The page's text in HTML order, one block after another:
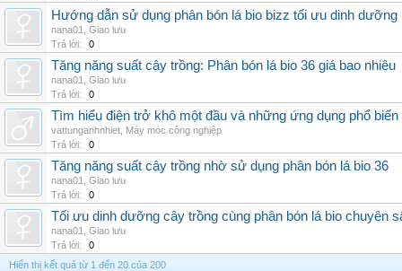
Hướng dẫn sử dụng phân bón lá bio bizz tối ưu dinh dưỡng
nana01
Giao lưu
Trả lời:
0
Tăng năng suất cây trồng: Phân bón lá bio 36 giá bao nhiêu
nana01
Giao lưu
Trả lời:
0
Tìm hiểu điện trở khô một đầu và những ứng dụng phổ
vattunganhnhiet Máy móc công nghiệp
Trả lời:
0
Tăng năng suất cây trồng nhờ sử dụng phân bón lá bio 36
nana01
Giao lưu
Trả lời:
0
Tối ưu dinh dưỡng cây trồng cùng phân bón lá bio chuyên
nana01
Giao lưu
Trả lời:
0
Hiển thị kết quả từ 1 đến 20 của 200